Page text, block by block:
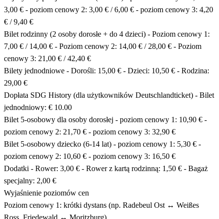
3,00 € - poziom cenowy 2: 3,00 € / 6,00 € - poziom cenowy 3: 4,20
€ / 9,40 €
Bilet rodzinny (2 osoby dorosłe + do 4 dzieci) - Poziom cenowy 1:
7,00 € / 14,00 € - Poziom cenowy 2: 14,00 € / 28,00 € - Poziom
cenowy 3: 21,00 € / 42,40 €
Bilety jednodniowe - Dorośli: 15,00 € - Dzieci: 10,50 € - Rodzina:
29,00 €
Dopłata SDG History (dla użytkowników Deutschlandticket) - Bilet
jednodniowy: € 10.00
Bilet 5-osobowy dla osoby dorosłej - poziom cenowy 1: 10,90 € -
poziom cenowy 2: 21,70 € - poziom cenowy 3: 32,90 €
Bilet 5-osobowy dziecko (6-14 lat) - poziom cenowy 1: 5,30 € -
poziom cenowy 2: 10,60 € - poziom cenowy 3: 16,50 €
Dodatki - Rower: 3,00 € - Rower z kartą rodzinną: 1,50 € - Bagaż
specjalny: 2,00 €
Wyjaśnienie poziomów cen
Poziom cenowy 1: krótki dystans (np. Radebeul Ost ↔ Weißes
Ross, Friedewald ↔ Moritzburg)